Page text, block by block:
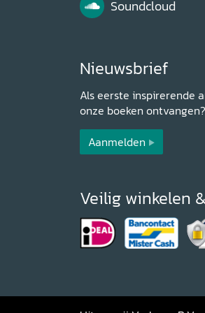
Soundcloud
Nieuwsbrief
Als eerste inspirerende
onze boeken ontvangen?
Aanmelden
Veilig winkelen